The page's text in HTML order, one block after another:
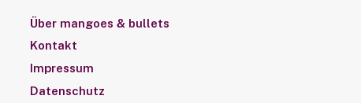
Über mangoes & bullets
Kontakt
Impressum
Datenschutz